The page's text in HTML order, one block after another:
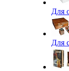
Для
Для